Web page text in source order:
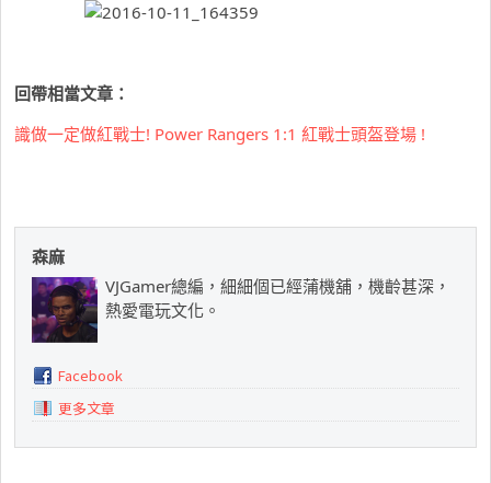
回帶相當文章：
識做一定做紅戰士! Power Rangers 1:1 紅戰士頭盔登場 !
森麻
VJGamer總編，細細個已經蒲機舖，機齡甚深，
熱愛電玩文化。
Facebook
更多文章